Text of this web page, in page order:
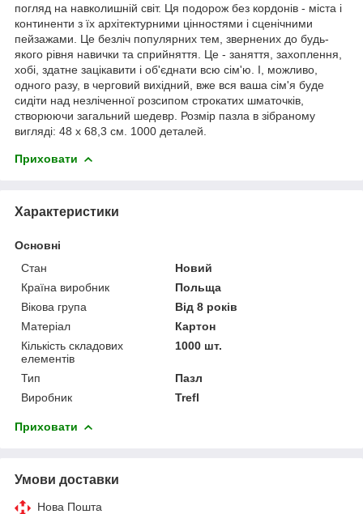
погляд на навколишній світ. Ця подорож без кордонів - міста і
континенти з їх архітектурними цінностями і сценічними
пейзажами. Це безліч популярних тем, звернених до будь-
якого рівня навички та сприйняття. Це - заняття, захоплення,
хобі, здатне зацікавити і об'єднати всю сім'ю. І, можливо,
одного разу, в черговий вихідний, вже вся ваша сім'я буде
сидіти над незліченної розсипом строкатих шматочків,
створюючи загальний шедевр. Розмір пазла в зібраному
вигляді: 48 х 68,3 см. 1000 деталей.
Приховати
Характеристики
Основні
Стан
Новий
Країна виробник
Польща
Вікова група
Від 8 років
Матеріал
Картон
Кількість складових
елементів
1000 шт.
Тип
Пазл
Виробник
Trefl
Приховати
Умови доставки
Нова Пошта